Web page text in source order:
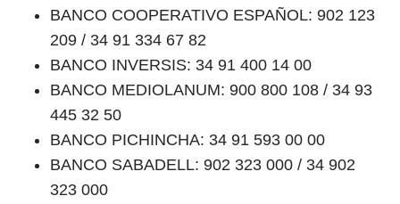
BANCO COOPERATIVO ESPAÑOL: 902 123
209 / 34 91 334 67 82
BANCO INVERSIS: 34 91 400 14 00
BANCO MEDIOLANUM: 900 800 108 / 34 93
445 32 50
BANCO PICHINCHA: 34 91 593 00 00
BANCO SABADELL: 902 323 000 / 34 902
323 000